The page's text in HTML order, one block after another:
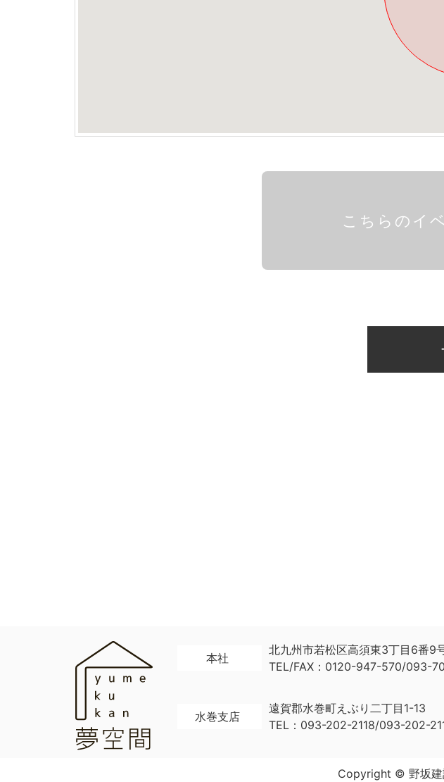
こちらのイ
本社
北九州市若松区高須東3丁目6番9
TEL/FAX：0120-947-570/093-
水巻支店
遠賀郡水巻町えぶり二丁目1-13
TEL：093-202-2118/093-202-
Copyright © 野坂建